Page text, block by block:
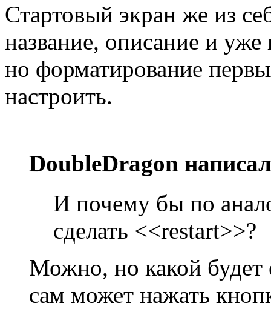
Стартовый экран же из
название, описание и
но форматирование
настроить.
DoubleDragon
И почему бы по
сделать <<restart>>?
Можно, но какой будет
сам может нажать